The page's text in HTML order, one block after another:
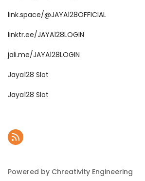
link.space/@JAYA128OFFICIAL
linktr.ee/JAYA128LOGIN
jali.me/JAYA128LOGIN
Jaya128 Slot
Jaya128 Slot
Powered by Chreativity Engineering